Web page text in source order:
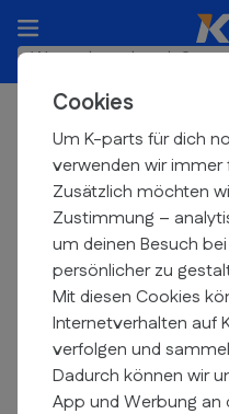
Cookies
Um K-parts für dich
verwenden wir
Zusätzlich möchten
Zustimmung –
um deinen Besuch
persönlicher zu
Mit diesen Cookies
Internetverhalten auf
verfolgen und
Dadurch können wir
App und Werbung an
K-
Heute vor
Pedale
Zubehör
Filtern